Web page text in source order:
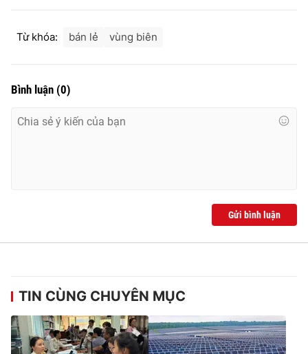
Email:toasoan@vtv.vn
thông tin từ website này.
Từ khóa: bán lẻ vùng biên
Bình luận (0)
Gửi bình luận
TIN CÙNG CHUYÊN MỤC